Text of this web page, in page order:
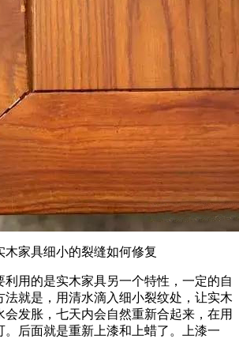
木家具细小的裂缝如何修复
用的是实木家具另一个特性，一定的自
就是，用清水滴入细小裂纹处，让实木
发胀，七天内会自然重新合起来，在用
。后面就是重新上漆和上蜡了。上漆一